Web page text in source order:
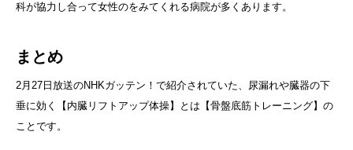
科が協力し合って女性のをみてくれる病院が多くあります。
まとめ
2月27日放送のNHKガッテン！で紹介されていた、尿漏れや臓器の下
垂に効く【内臓リフトアップ体操】とは【骨盤底筋トレーニング】の
ことです。